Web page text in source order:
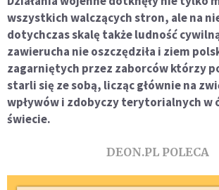
wszystkich walczących stron, ale na
dotychczas skalę także ludność
zawierucha nie oszczędziła i ziem
zagarniętych przez zaborców którzy
starli się ze sobą, licząc głównie na
wpływów i zdobyczy terytorialnych w
świecie.
DEON.PL POLECA